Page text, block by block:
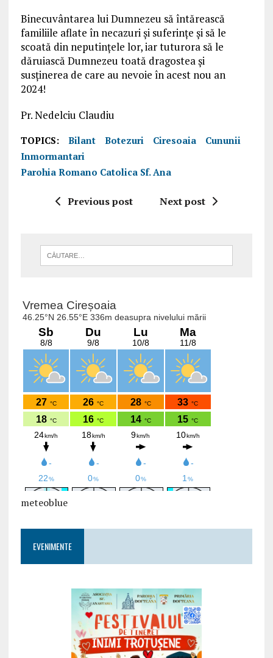
Binecuvântarea lui Dumnezeu să întărească
familiile aflate în necazuri și suferințe și să le
scoată din neputințele lor, iar tuturora să le
dăruiască Dumnezeu toată dragostea și
susținerea de care au nevoie în acest nou an
2024!
Pr. Nedelciu Claudiu
TOPICS: Bilant Botezuri Ciresoaia
Cununii
Inmormantari
Parohia Romano Catolica Sf. Ana
Previous post Next post
meteoblue
EVENIMENTE